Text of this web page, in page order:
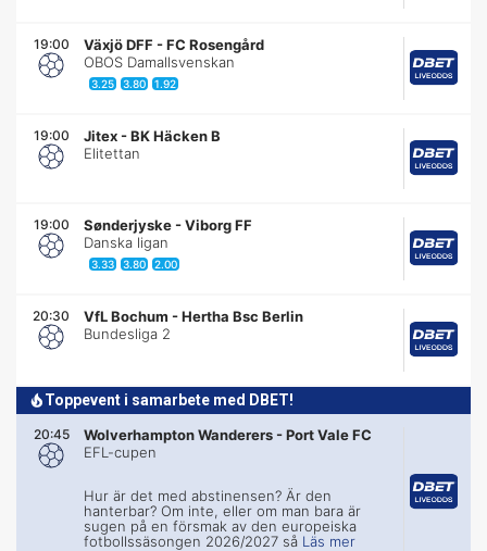
19:00 Växjö DFF -FC Rosengård
OBOS Damallsvenskan
3.25 3.80 1.92
19:00 Jitex -BK Häcken B
Elitettan
19:00 Sønderjyske -Viborg FF
Danska ligan
3.33 3.80 2.00
20:30 VfL Bochum -Hertha Bsc Berlin
Bundesliga 2
Toppevent i samarbete med DBET!
20:45 Wolverhampton Wanderers -Port Vale FC
EFL-cupen
Hur är det med abstinensen? Är den
hanterbar? Om inte, eller om man bara är
sugen på en försmak av den europeiska
fotbollssäsongen 2026/2027 så Läs mer